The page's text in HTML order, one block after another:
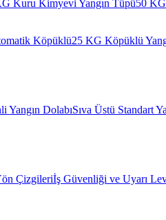
Kuru Kimyevi Yangın Tüpü50
Köpüklü25 KG Köpüklü
Yangın DolabıSıva Üstü Standart
Çizgileriİş Güvenliği ve Uyarı